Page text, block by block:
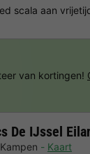
scala aan
De IJssel
Kampen
Kaart
van kortingen!